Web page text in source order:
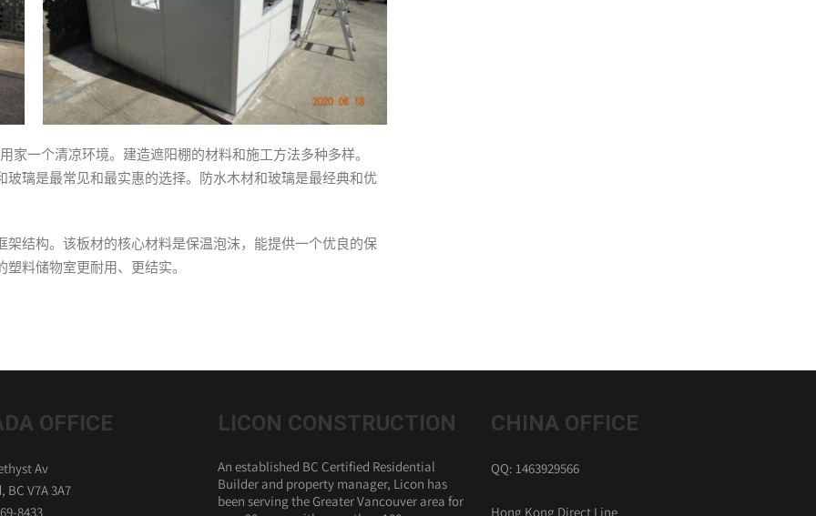
一个清凉环境。建造遮阳棚的材料和施工方法多种多样。
璃是最常见和最实惠的选择。防水木材和玻璃是最经典和优
结构。该板材的核心材料是保温泡沫，能提供一个优良的保
料储物室更耐用、更结实。
OFFICE
Av
BC V7A 3A7
8433
LICON CONSTRUCTION
An established BC Certified Residential
Builder and property manager, Licon has
been serving the Greater Vancouver area for
CHINA OFFICE
QQ: 1463929566
Hong Kong Direct Line